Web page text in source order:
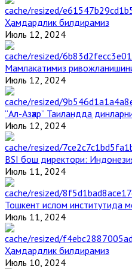
Ҳамдардлик билдирамиз
Июль 12, 2024
Мамлакатимиз
Июль 12, 2024
“Ал-Азҳар” Таиландда
Июль 12, 2024
BSI бош директори:
Июль 11, 2024
Тошкент ислом институтида
Июль 11, 2024
Ҳамдардлик билдирамиз
Июль 10, 2024